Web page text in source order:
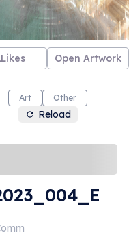
Likes Open Artwork
Art Other
Reload